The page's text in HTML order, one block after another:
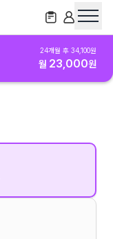
24개월 후 34,100원
월 23,000원